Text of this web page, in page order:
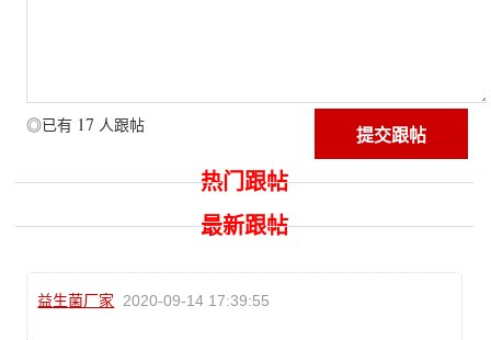
◎已有 17 人跟帖
热门跟帖
最新跟帖
益生菌厂家 2020-09-14 17:39:55